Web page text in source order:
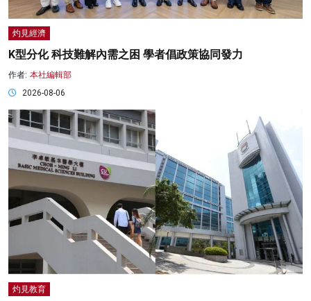
灼見經濟
K型分化 科技難解內需之困 學者倡政策協同發力
作者: 本社編輯部
2026-08-06
灼見教育